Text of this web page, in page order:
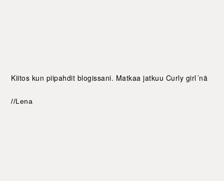
Kiitos kun piipahdit blogissani. Matkaa jatkuu Curly girl´nä
//Lena